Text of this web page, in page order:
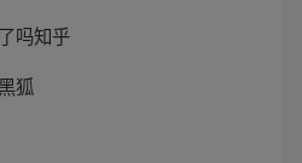
吗知乎
狐